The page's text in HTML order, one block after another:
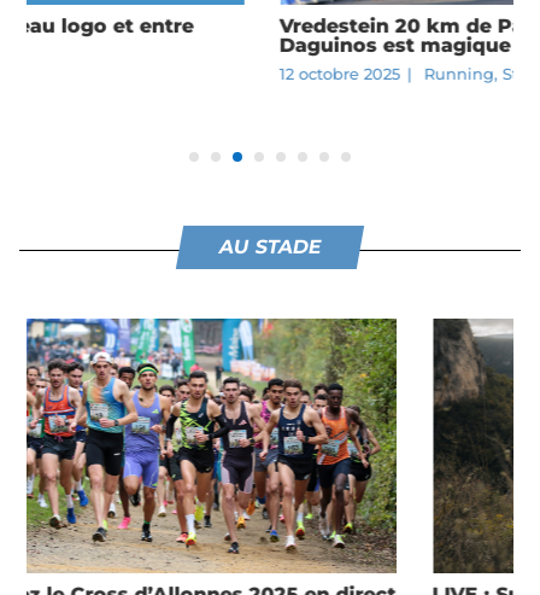
Vredestein 20 km de Paris 2025 : Etienne
Daguinos est magique !
Story
AU STADE